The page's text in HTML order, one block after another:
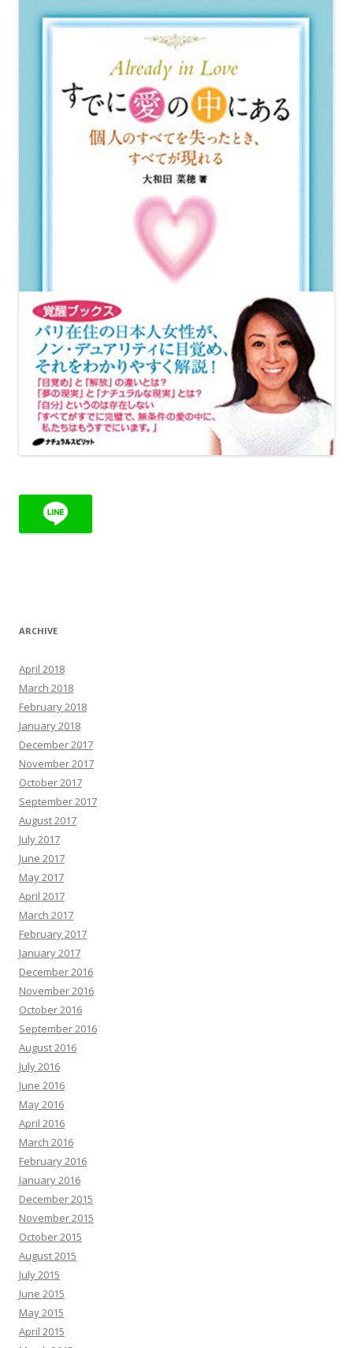
ARCHIVE
April 2018
March 2018
February 2018
January 2018
December 2017
November 2017
October 2017
September 2017
August 2017
July 2017
June 2017
May 2017
April 2017
March 2017
February 2017
January 2017
December 2016
November 2016
October 2016
September 2016
August 2016
July 2016
June 2016
May 2016
April 2016
March 2016
February 2016
January 2016
December 2015
November 2015
October 2015
August 2015
July 2015
June 2015
May 2015
April 2015